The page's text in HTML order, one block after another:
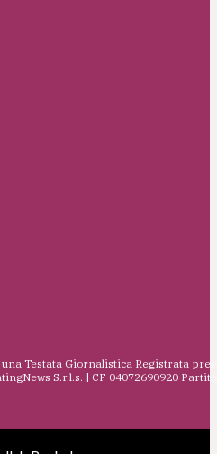
Testata Giornalistica Registrata
S.r.l.s. | CF 04072690920